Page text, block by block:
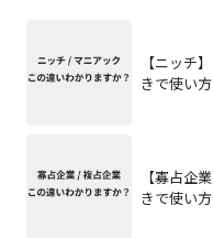
【ニッチ
きで使い
【寡占企
きで使い